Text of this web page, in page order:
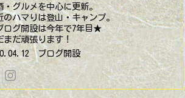
・グルメを中心に更新。
のハマりは登山・キャンプ。
グ開設は今年で7年目★
まだ頑張ります！
ブログ開設